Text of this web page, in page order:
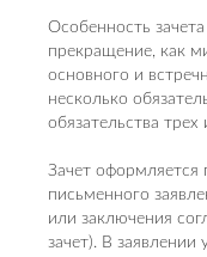
Особенность
прекращение, как
основного и
несколько
обязательства трех
Зачет оформляется
письменного
или заключения
зачет). В